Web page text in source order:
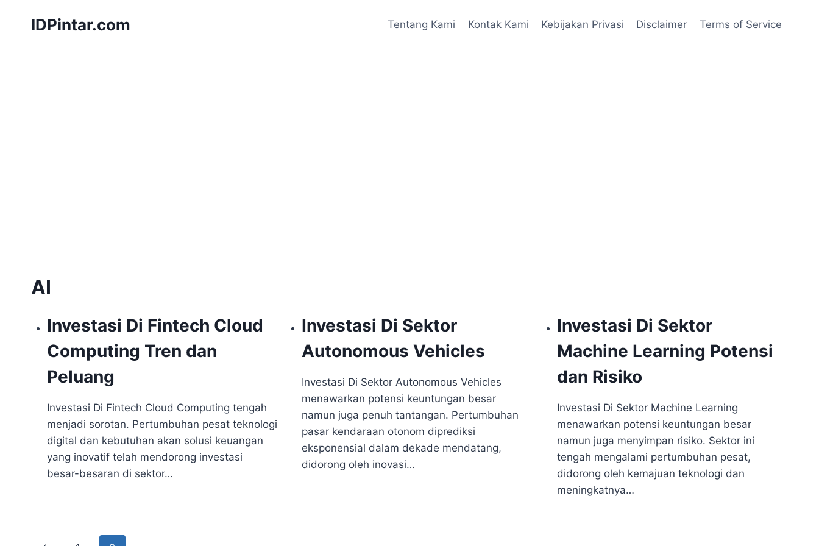
IDPintar.com Tentang Kami Kontak Kami Kebijakan Privasi Disclaimer Terms of Service
AI
Investasi Di Fintech Cloud
Computing Tren dan
Peluang
Investasi Di Fintech Cloud Computing tengah
menjadi sorotan. Pertumbuhan pesat teknologi
digital dan kebutuhan akan solusi keuangan
yang inovatif telah mendorong investasi
besar-besaran di sektor…
Investasi Di Sektor
Autonomous Vehicles
Investasi Di Sektor Autonomous Vehicles
menawarkan potensi keuntungan besar
namun juga penuh tantangan. Pertumbuhan
pasar kendaraan otonom diprediksi
eksponensial dalam dekade mendatang,
didorong oleh inovasi…
Investasi Di Sektor
Machine Learning Potensi
dan Risiko
Investasi Di Sektor Machine Learning
menawarkan potensi keuntungan besar
namun juga menyimpan risiko. Sektor ini
tengah mengalami pertumbuhan pesat,
didorong oleh kemajuan teknologi dan
meningkatnya…